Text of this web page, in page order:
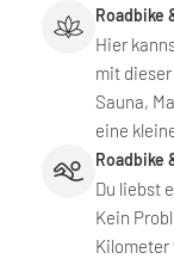
Roadbike
Hier
mit
Sauna,
eine
Roadbike
Du liebst
Kein
Kilometer